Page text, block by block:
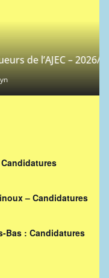
– 2026/3
– Candidatures
Bas : Candidatures